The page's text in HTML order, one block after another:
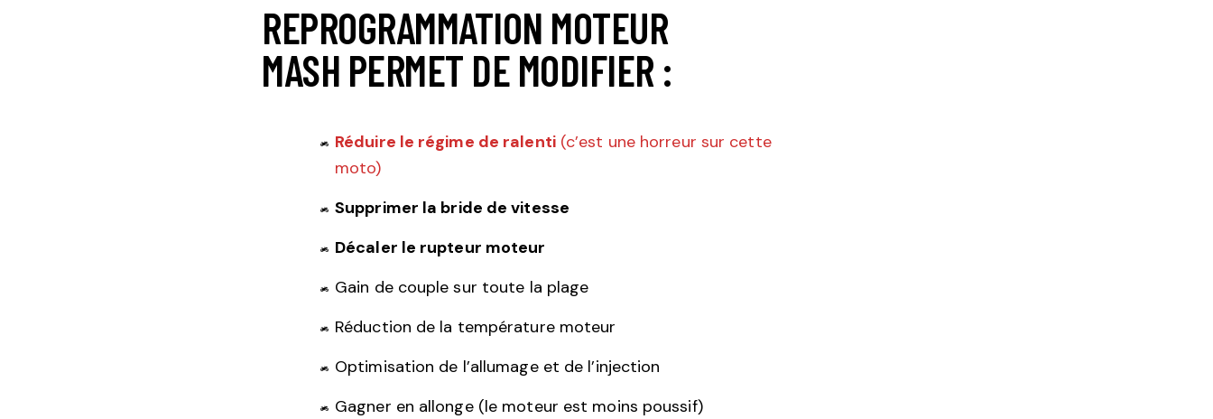
REPROGRAMMATION MOTEUR
MASH PERMET DE MODIFIER :
Réduire le régime de ralenti (c’est une horreur sur cette
moto)
Supprimer la bride de vitesse
Décaler le rupteur moteur
Gain de couple sur toute la plage
Réduction de la température moteur
Optimisation de l’allumage et de l’injection
Gagner en allonge (le moteur est moins poussif)